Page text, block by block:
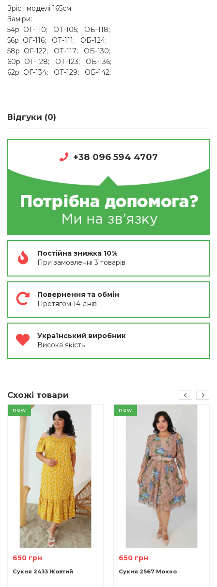
Зріст моделі 165см.
Заміри:
54р ОГ-110; ОТ-105; ОБ-118;
56р ОГ-116; ОТ-111; ОБ-124;
58р ОГ-122; ОТ-117; ОБ-130;
60р ОГ-128; ОТ-123; ОБ-136;
62р ОГ-134; ОТ-129; ОБ-142;
Відгуки (0)
+38 096 594 4707
Постійна знижка 10%
При замовленні 3 товарів
Повернення та обмін
Протягом 14 днів
Український виробник
Висока якість
Схожі товари
new
650 грн
Сукня 2433 Жовтий
new
650 грн
Сукня 2567 Мокко